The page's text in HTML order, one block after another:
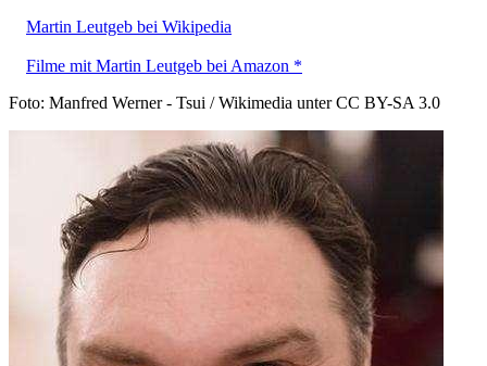
Martin Leutgeb bei Wikipedia
Filme mit Martin Leutgeb bei Amazon *
Foto: Manfred Werner - Tsui / Wikimedia unter CC BY-SA 3.0